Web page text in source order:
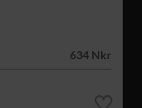
634 Nkr